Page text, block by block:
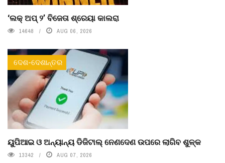
‘ଲକ୍ ଅପ୍ ୨’ ବିଜେତା ଶ୍ରେୟା କାଲରା
14648 AUG 06, 2026
ଦେଶ-ଦେଶାନ୍ତର
ୟୁପିଆଇ ଓ ଅନ୍ୟାନ୍ୟ ଡିଜିଟାଲ୍ ନେଣଦେଣ ଉପରେ ଲାଗିବ ଶୁଳ୍କ
13342 AUG 07, 2026